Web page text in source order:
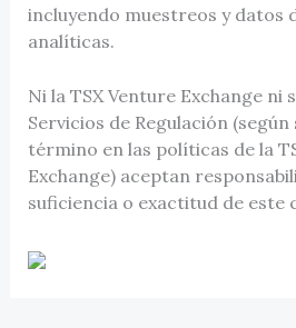
incluyendo muestreos y datos
analíticas.
Ni la TSX Venture Exchange ni
Servicios de Regulación (según
término en las políticas de la
Exchange) aceptan
suficiencia o exactitud de este